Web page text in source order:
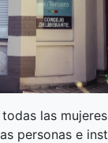
las
personas e